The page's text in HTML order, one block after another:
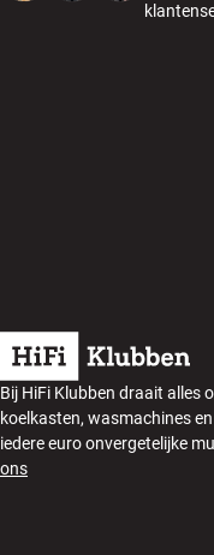
Bij HiFi Klubben draait alles
koelkasten, wasmachines
iedere euro onvergetelijke
ons